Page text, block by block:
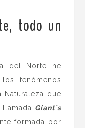
todo un
del Norte he
fenómenos
que
Giant´s
formada por